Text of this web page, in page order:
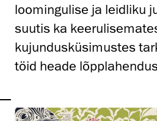
loomingulise ja leidliku
suutis ka
kujundusküsimustes
töid heade